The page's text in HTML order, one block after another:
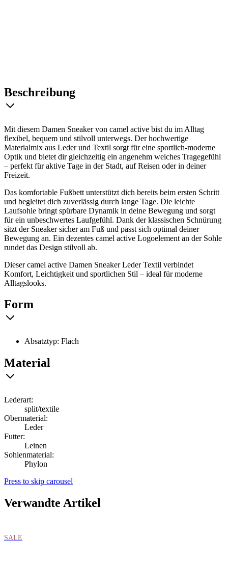
Beschreibung
Mit diesem Damen Sneaker von camel active bist du im Alltag
flexibel, bequem und stilvoll unterwegs. Der hochwertige
Materialmix aus Leder und Textil sorgt für eine sportlich-moderne
Optik und bietet dir gleichzeitig ein angenehm weiches Tragegefühl
– perfekt für aktive Tage in der Stadt, auf Reisen oder in deiner
Freizeit.
Das komfortable Fußbett unterstützt dich bereits beim ersten Schritt
und begleitet dich zuverlässig durch lange Tage. Die leichte
Laufsohle bringt spürbare Dynamik in deine Bewegung und sorgt
für ein unbeschwertes Laufgefühl. Dank der klassischen Schnürung
sitzt der Sneaker sicher am Fuß und passt sich optimal deiner
Bewegung an. Ein dezentes camel active Logoelement an der Sohle
rundet das Design stilvoll ab.
Dieser camel active Damen Sneaker Leder Textil verbindet
Komfort, Leichtigkeit und sportlichen Stil – ideal für moderne
Alltagslooks.
Form
Absatztyp: Flach
Material
Lederart:
split/textile
Obermaterial:
Leder
Futter:
Leinen
Sohlenmaterial:
Phylon
Press to skip carousel
Verwandte Artikel
SALE